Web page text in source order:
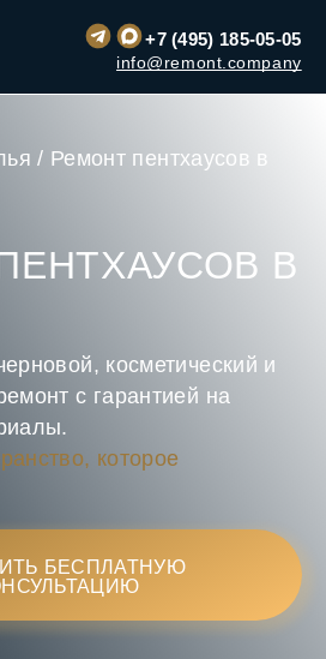
+7 (495) 185-05-05
info@remont.company
/ Ремонт пентхаусов в
В
косметический и
с гарантией на
которое
БЕСПЛАТНУЮ